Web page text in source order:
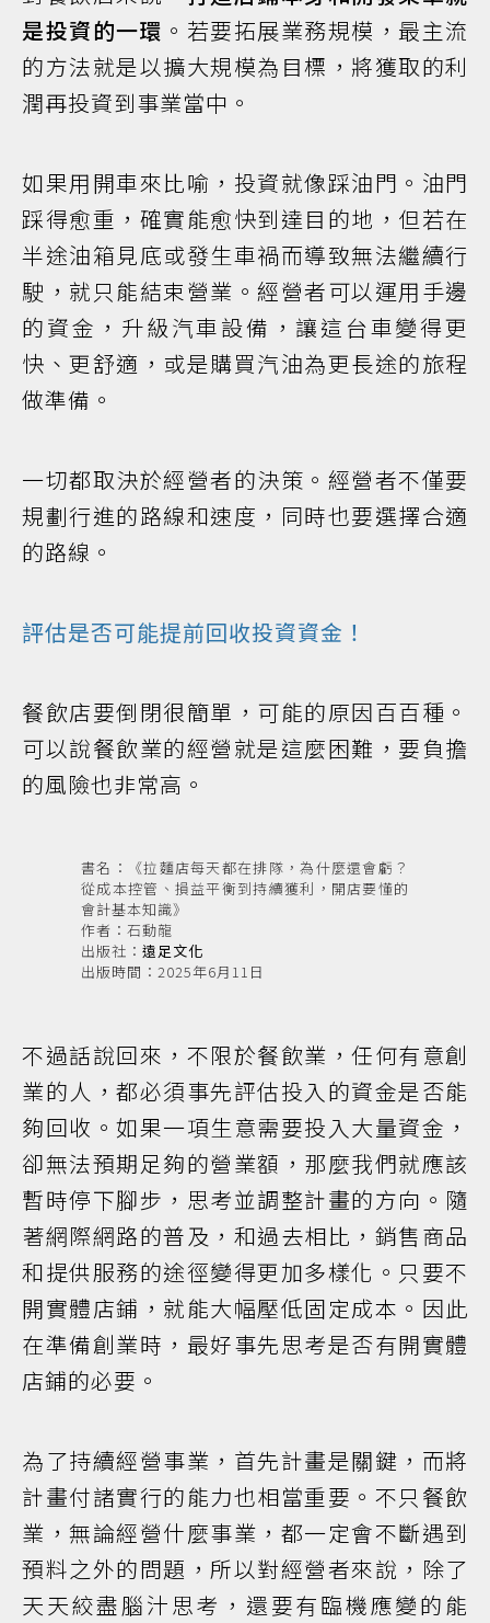
是投資的一環 。若要拓展業務規模，最主流
的方法就是以擴大規模為目標，將獲取的利
潤再投資到事業當中。
如果用開車來比喻，投資就像踩油門。油門
踩得愈重，確實能愈快到達目的地，但若在
半途油箱見底或發生車禍而導致無法繼續行
駛，就只能結束營業。經營者可以運用手邊
的資金，升級汽車設備，讓這台車變得更
快、更舒適，或是購買汽油為更長途的旅程
做準備。
一切都取決於經營者的決策。經營者不僅要
規劃行進的路線和速度，同時也要選擇合適
的路線。
評估是否可能提前回收投資資金！
餐飲店要倒閉很簡單，可能的原因百百種。
可以說餐飲業的經營就是這麼困難，要負擔
的風險也非常高。
書名：《拉麵店每天都在排隊，為什麼還會虧？
從成本控管、損益平衡到持續獲利，開店要懂的
會計基本知識》
作者：石動龍
出版社： 遠足文化
出版時間：2025年6月11日
不過話說回來，不限於餐飲業，任何有意創
業的人，都必須事先評估投入的資金是否能
夠回收。如果一項生意需要投入大量資金，
卻無法預期足夠的營業額，那麼我們就應該
暫時停下腳步，思考並調整計畫的方向。隨
著網際網路的普及，和過去相比，銷售商品
和提供服務的途徑變得更加多樣化。只要不
開實體店鋪，就能大幅壓低固定成本。因此
在準備創業時，最好事先思考是否有開實體
店鋪的必要。
為了持續經營事業，首先計畫是關鍵，而將
計畫付諸實行的能力也相當重要。不只餐飲
業，無論經營什麼事業，都一定會不斷遇到
預料之外的問題，所以對經營者來說，除了
天天絞盡腦汁思考，還要有臨機應變的能